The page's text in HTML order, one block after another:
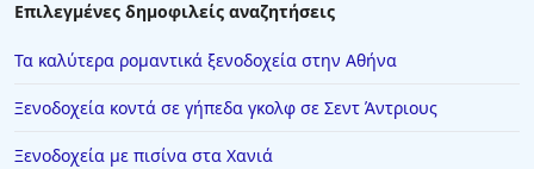
Επιλεγμένες δημοφιλείς αναζητήσεις
Τα καλύτερα ρομαντικά ξενοδοχεία στην Αθήνα
Ξενοδοχεία κοντά σε γήπεδα γκολφ σε Σεντ Άντριους
Ξενοδοχεία με πισίνα στα Χανιά